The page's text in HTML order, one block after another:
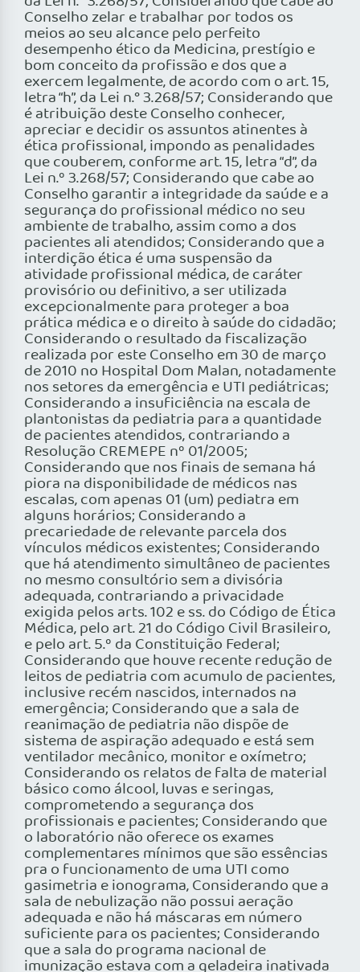
Conselho zelar e trabalhar por todos os
meios ao seu alcance pelo perfeito
desempenho ético da Medicina, prestígio e
bom conceito da profissão e dos que a
exercem legalmente, de acordo com o art. 15,
letra “h”, da Lei n.° 3.268/57; Considerando que
é atribuição deste Conselho conhecer,
apreciar e decidir os assuntos atinentes à
ética profissional, impondo as penalidades
que couberem, conforme art. 15, letra “d”, da
Lei n.º 3.268/57; Considerando que cabe ao
Conselho garantir a integridade da saúde e a
segurança do profissional médico no seu
ambiente de trabalho, assim como a dos
pacientes ali atendidos; Considerando que a
interdição ética é uma suspensão da
atividade profissional médica, de caráter
provisório ou definitivo, a ser utilizada
excepcionalmente para proteger a boa
prática médica e o direito à saúde do cidadão;
Considerando o resultado da fiscalização
realizada por este Conselho em 30 de março
de 2010 no Hospital Dom Malan, notadamente
nos setores da emergência e UTI pediátricas;
Considerando a insuficiência na escala de
plantonistas da pediatria para a quantidade
de pacientes atendidos, contrariando a
Resolução CREMEPE nº 01/2005;
Considerando que nos finais de semana há
piora na disponibilidade de médicos nas
escalas, com apenas 01 (um) pediatra em
alguns horários; Considerando a
precariedade de relevante parcela dos
vínculos médicos existentes; Considerando
que há atendimento simultâneo de pacientes
no mesmo consultório sem a divisória
adequada, contrariando a privacidade
exigida pelos arts. 102 e ss. do Código de Ética
Médica, pelo art. 21 do Código Civil Brasileiro,
e pelo art. 5.º da Constituição Federal;
Considerando que houve recente redução de
leitos de pediatria com acumulo de pacientes,
inclusive recém nascidos, internados na
emergência; Considerando que a sala de
reanimação de pediatria não dispõe de
sistema de aspiração adequado e está sem
ventilador mecânico, monitor e oxímetro;
Considerando os relatos de falta de material
básico como álcool, luvas e seringas,
comprometendo a segurança dos
profissionais e pacientes; Considerando que
o laboratório não oferece os exames
complementares mínimos que são essências
pra o funcionamento de uma UTI como
gasimetria e ionograma, Considerando que a
sala de nebulização não possui aeração
adequada e não há máscaras em número
suficiente para os pacientes; Considerando
que a sala do programa nacional de
imunização estava com a geladeira inativada